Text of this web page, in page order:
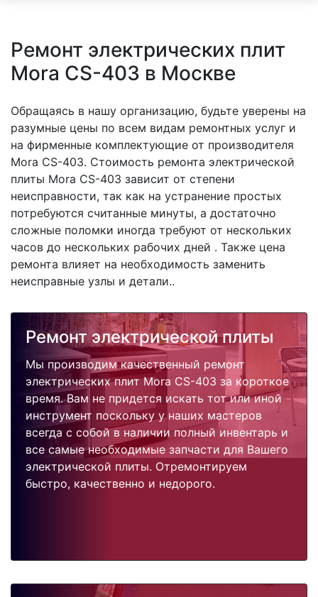
Ремонт электрических плит
Mora CS-403 в Москве
Обращаясь в нашу организацию, будьте уверены на
разумные цены по всем видам ремонтных услуг и
на фирменные комплектующие от производителя
Mora CS-403. Стоимость ремонта электрической
плиты Mora CS-403 зависит от степени
неисправности, так как на устранение простых
потребуются считанные минуты, а достаточно
сложные поломки иногда требуют от нескольких
часов до нескольких рабочих дней . Также цена
ремонта влияет на необходимость заменить
неисправные узлы и детали..
Ремонт электрической плиты
Мы производим качественный ремонт
электрических плит Mora CS-403 за короткое
время. Вам не придется искать тот или иной
инструмент поскольку у наших мастеров
всегда с собой в наличии полный инвентарь и
все самые необходимые запчасти для Вашего
электрической плиты. Отремонтируем
быстро, качественно и недорого.